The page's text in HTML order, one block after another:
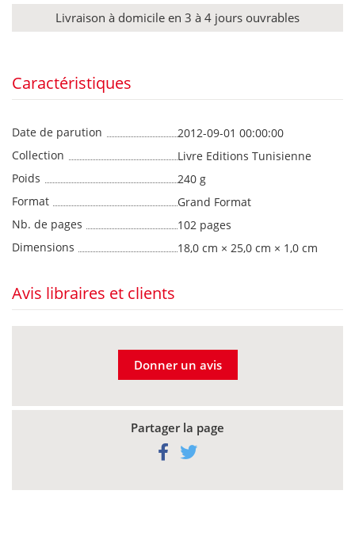
Livraison à domicile en 3 à 4 jours ouvrables
Caractéristiques
Date de parution
2012-09-01 00:00:00
Collection
Livre Editions Tunisienne
Poids
240 g
Format
Grand Format
Nb. de pages
102 pages
Dimensions
18,0 cm × 25,0 cm × 1,0 cm
Avis libraires et clients
Donner un avis
Partager la page